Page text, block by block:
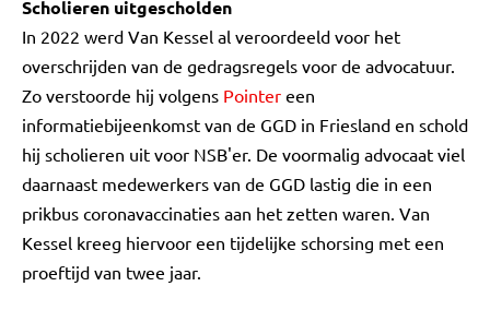
Scholieren uitgescholden
In 2022 werd Van Kessel al veroordeeld voor het
overschrijden van de gedragsregels voor de advocatuur.
Zo verstoorde hij volgens Pointer een
informatiebijeenkomst van de GGD in Friesland en schold
hij scholieren uit voor NSB'er. De voormalig advocaat viel
daarnaast medewerkers van de GGD lastig die in een
prikbus coronavaccinaties aan het zetten waren. Van
Kessel kreeg hiervoor een tijdelijke schorsing met een
proeftijd van twee jaar.